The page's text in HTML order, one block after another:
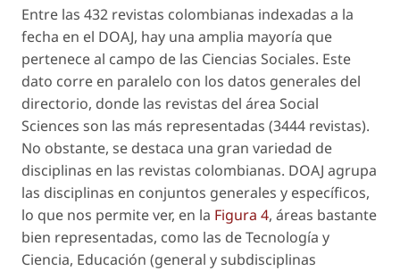
Entre las 432 revistas colombianas indexadas a la
fecha en el DOAJ, hay una amplia mayoría que
pertenece al campo de las Ciencias Sociales. Este
dato corre en paralelo con los datos generales del
directorio, donde las revistas del área Social
Sciences son las más representadas (3444 revistas).
No obstante, se destaca una gran variedad de
disciplinas en las revistas colombianas. DOAJ agrupa
las disciplinas en conjuntos generales y específicos,
lo que nos permite ver, en la Figura 4, áreas bastante
bien representadas, como las de Tecnología y
Ciencia, Educación (general y subdisciplinas